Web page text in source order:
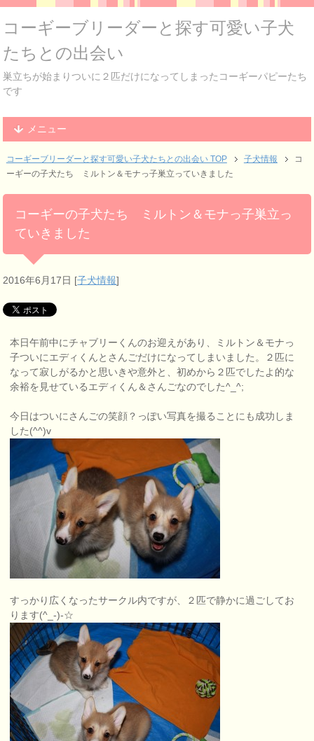
コーギーブリーダーと探す可愛い子犬
たちとの出会い
巣立ちが始まりついに２匹だけになってしまったコーギーパピーたち
です
メニュー
コーギーブリーダーと探す可愛い子犬たちとの出会い TOP 子犬情報
コ
ーギーの子犬たち ミルトン＆モナっ子巣立っていきました
コーギーの子犬たち ミルトン＆モナっ子巣立っ
ていきました
2016年6月17日 [子犬情報]
本日午前中にチャブリーくんのお迎えがあり、ミルトン＆モナっ
子ついにエディくんとさんごだけになってしまいました。２匹に
なって寂しがるかと思いきや意外と、初めから２匹でしたよ的な
余裕を見せているエディくん＆さんごなのでした^_^;
今日はついにさんごの笑顔？っぽい写真を撮ることにも成功しま
した(^^)v
すっかり広くなったサークル内ですが、２匹で静かに過ごしてお
ります(^_-)-☆